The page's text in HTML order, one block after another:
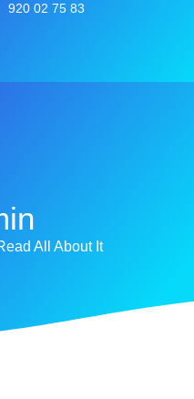
920 02 75 83
All About It